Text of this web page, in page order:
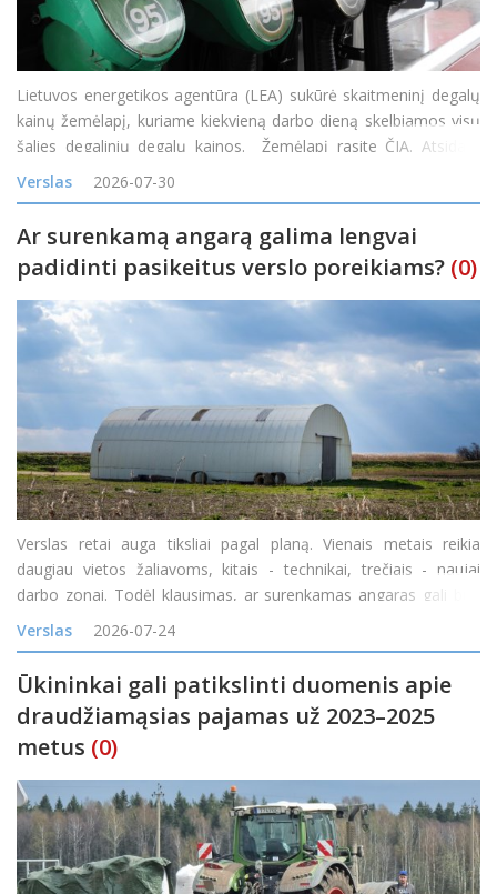
Lietuvos energetikos agentūra (LEA) sukūrė skaitmeninį degalų
kainų žemėlapį, kuriame kiekvieną darbo dieną skelbiamos visų
šalies degalinių degalų kainos. Žemėlapį rasite ČIA. Atsidarę
žemėlapį gyventojai nuo šiol galės patys palyginti kainas
skirtingose degalinėse ir rasti pi
Verslas 2026-07-30
Ar surenkamą angarą galima lengvai
padidinti pasikeitus verslo poreikiams? (0)
Verslas retai auga tiksliai pagal planą. Vienais metais reikia
daugiau vietos žaliavoms, kitais - technikai, trečiais - naujai
darbo zonai. Todėl klausimas, ar surenkamas angaras gali būti
padidintas, yra labai praktiškas. Atsakymas dažniausiai priklauso
nuo konstrukcijos tipo, pradinio proje
Verslas 2026-07-24
Ūkininkai gali patikslinti duomenis apie
draudžiamąsias pajamas už 2023–2025
metus (0)